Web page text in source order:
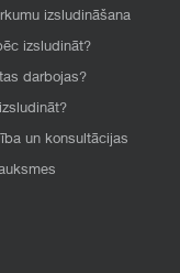
izsludināšana
izsludināt?
darbojas?
un konsultācijas